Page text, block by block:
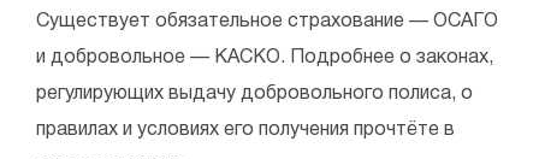
Существует обязательное страхование — ОСАГО
и добровольное — КАСКО. Подробнее о законах,
регулирующих выдачу добровольного полиса, о
правилах и условиях его получения прочтёте в